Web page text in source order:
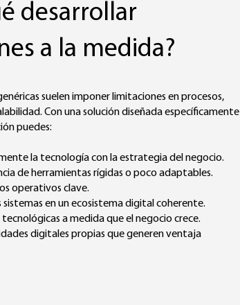
desarrollar
a la medida?
suelen imponer limitaciones en procesos,
Con una solución diseñada específicamente
puedes:
la tecnología con la estrategia del negocio.
de herramientas rígidas o poco adaptables.
operativos clave.
en un ecosistema digital coherente.
tecnológicas a medida que el negocio crece.
digitales propias que generen ventaja